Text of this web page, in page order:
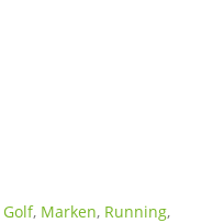
Golf, Marken, Running,